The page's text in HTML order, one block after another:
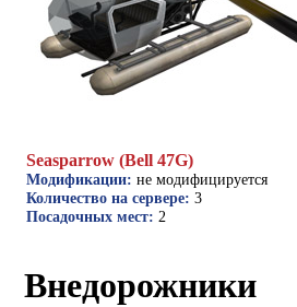
Seasparrow (Bell 47G)
Модификации: не модифицируется
Количество на сервере: 3
Посадочных мест: 2
Внедорожники